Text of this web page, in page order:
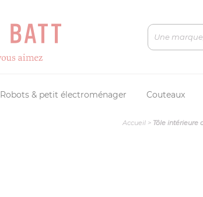
Robots & petit électroménager Couteaux
Accueil> Tôle intérieure